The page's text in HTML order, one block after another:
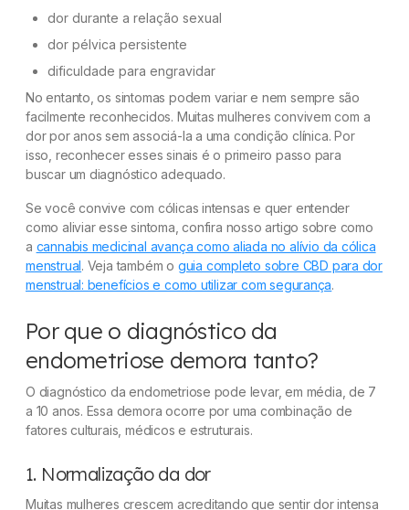
dor durante a relação sexual
dor pélvica persistente
dificuldade para engravidar
No entanto, os sintomas podem variar e nem sempre são
facilmente reconhecidos. Muitas mulheres convivem com a
dor por anos sem associá-la a uma condição clínica. Por
isso, reconhecer esses sinais é o primeiro passo para
buscar um diagnóstico adequado.
Se você convive com cólicas intensas e quer entender
como aliviar esse sintoma, confira nosso artigo sobre como
a cannabis medicinal avança como aliada no alívio da cólica
menstrual. Veja também o guia completo sobre CBD para dor
menstrual: benefícios e como utilizar com segurança.
Por que o diagnóstico da
endometriose demora tanto?
O diagnóstico da endometriose pode levar, em média, de 7
a 10 anos. Essa demora ocorre por uma combinação de
fatores culturais, médicos e estruturais.
1. Normalização da dor
Muitas mulheres crescem acreditando que sentir dor intensa